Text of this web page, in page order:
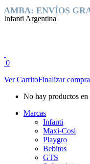
Saltar
al
Facebook
page
Instagram
page
AMBA: ENVÍOS
Infanti Argentina
0
Ver CarritoFinalizar compra
No hay productos
Marcas
Infanti
Maxi-Cosi
Playgro
Bebitos
GTS